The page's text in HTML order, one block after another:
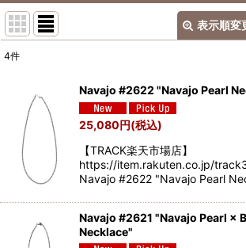
表示順変
並び順:
絞り込む
4件
Navajo #2622 "Navajo Pearl
25,080円(税込)
【TRACK楽天市場店】
https://item.rakuten.co.jp/
Navajo #2622 "Navajo Pearl
Navajo #2621 "Navajo Pearl ×
Necklace"